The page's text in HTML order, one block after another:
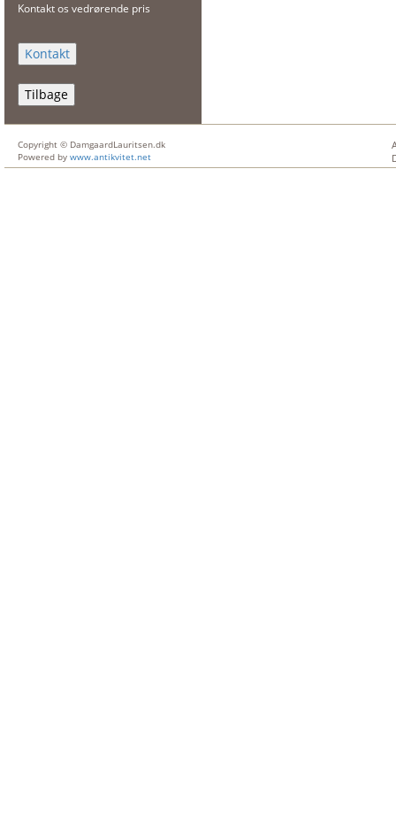
Kontakt os vedrørende pris
Tilbage
Copyright © DamgaardLauritsen.dk
Powered by www.antikvitet.net